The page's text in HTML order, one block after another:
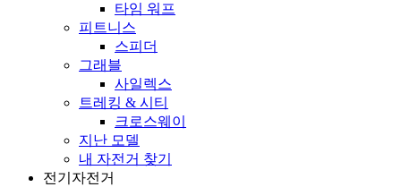
타임 워프
피트니스
스피더
그래블
사일렉스
트레킹 & 시티
크로스웨이
지난 모델
내 자전거 찾기
전기자전거